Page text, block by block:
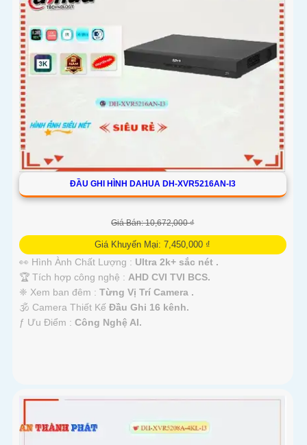
ĐẦU GHI HÌNH DAHUA DH-XVR5216AN-I3
Giá Bán: 10,672,000 ₫
Giá Khuyến Mại: 7,450,000 ₫
👀 Hình Ành Chất Lượng : Ultra 2k+ sắc nét .
🏆 Tích hợp công nghệ : AHD CVI TVI BCS.
❈ Xem ban đêm : Từng Vị Trí Camera .
🕉️ Camera Thiết Kế Đầu Ghi 16 kênh.
️ƒ Ưu Điểm : Công Nghệ AI.